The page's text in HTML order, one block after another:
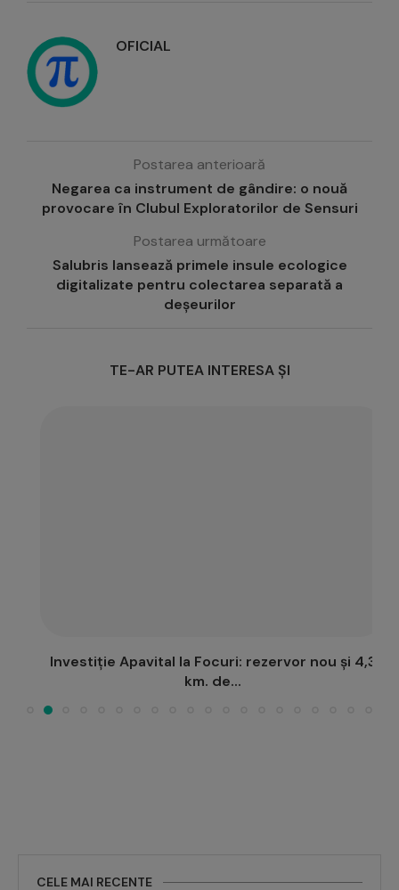
OFICIAL
Postarea anterioară
Negarea ca instrument de gândire: o nouă
provocare în Clubul Exploratorilor de Sensuri
Postarea următoare
Salubris lansează primele insule ecologice
digitalizate pentru colectarea separată a
deșeurilor
TE-AR PUTEA INTERESA ȘI
Investiție Apavital la Focuri: rezervor nou și 4,3
km. de...
CELE MAI RECENTE